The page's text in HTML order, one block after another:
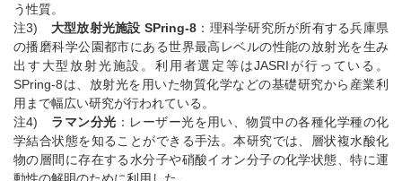
う性質。
注3) 大型放射光施設 SPring-8：理科学研究所が所有する兵庫県
の播磨科学公園都市にある世界最高レベルの性能の放射光を生み
出す大型放射光施設。利用者選定等はJASRIが行っている。
SPring-8は、放射光を用いた物質化学などの基礎研究から産業利
用まで幅広い研究が行われている。
注4) ラマン分光 ：レーザー光を用い、物質中の各種化学種の化
学結合状態を知ることができる手法。本研究では、層状複水酸化
物の層間に存在する水分子や硝酸イオン分子の化学状態、特に運
動性の解明のために利用した。